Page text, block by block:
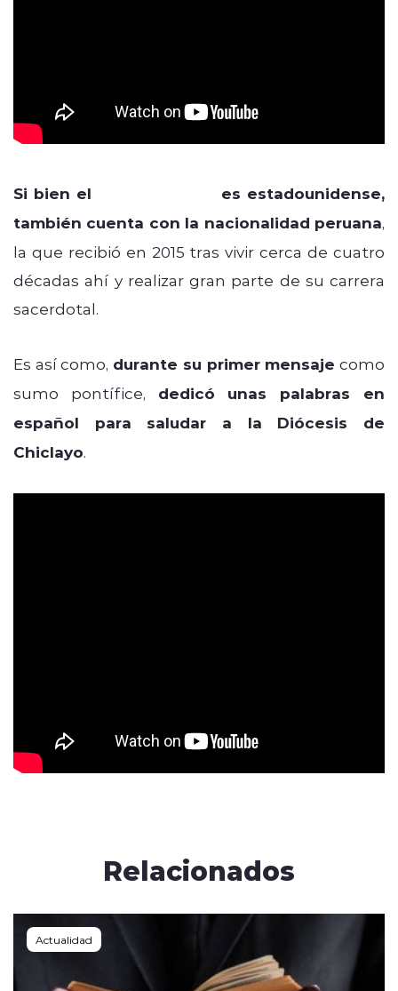
Si bien el
es estadounidense,
también cuenta con la nacionalidad peruana,
la que recibió en 2015 tras vivir cerca de cuatro
décadas ahí y realizar gran parte de su carrera
sacerdotal.
Es así como, durante su primer mensaje como
sumo pontífice, dedicó unas palabras en
español para saludar a la Diócesis de
Chiclayo.
Relacionados
Actualidad